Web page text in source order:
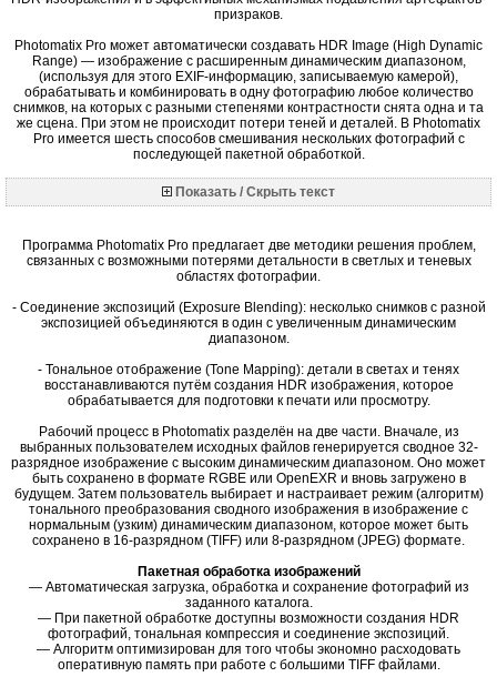
призраков.
Photomatix Pro может автоматически создавать HDR Image (High Dynamic
Range) — изображение с расширенным динамическим диапазоном,
(используя для этого EXIF-информацию, записываемую камерой),
обрабатывать и комбинировать в одну фотографию любое количество
снимков, на которых с разными степенями контрастности снята одна и та
же сцена. При этом не происходит потери теней и деталей. В Photomatix
Pro имеется шесть способов смешивания нескольких фотографий с
последующей пакетной обработкой.
Показать / Скрыть текст
Программа Photomatix Pro предлагает две методики решения проблем,
связанных с возможными потерями детальности в светлых и теневых
областях фотографии.
- Соединение экспозиций (Exposure Blending): несколько снимков с разной
экспозицией объединяются в один с увеличенным динамическим
диапазоном.
- Тональное отображение (Tone Mapping): детали в светах и тенях
восстанавливаются путём создания HDR изображения, которое
обрабатывается для подготовки к печати или просмотру.
Рабочий процесс в Photomatix разделён на две части. Вначале, из
выбранных пользователем исходных файлов генерируется сводное 32-
разрядное изображение с высоким динамическим диапазоном. Оно может
быть сохранено в формате RGBE или OpenEXR и вновь загружено в
будущем. Затем пользователь выбирает и настраивает режим (алгоритм)
тонального преобразования сводного изображения в изображение с
нормальным (узким) динамическим диапазоном, которое может быть
сохранено в 16-разрядном (TIFF) или 8-разрядном (JPEG) формате.
Пакетная обработка изображений
— Автоматическая загрузка, обработка и сохранение фотографий из
заданного каталога.
— При пакетной обработке доступны возможности создания HDR
фотографий, тональная компрессия и соединение экспозиций.
— Алгоритм оптимизирован для того чтобы экономно расходовать
оперативную память при работе с большими TIFF файлами.